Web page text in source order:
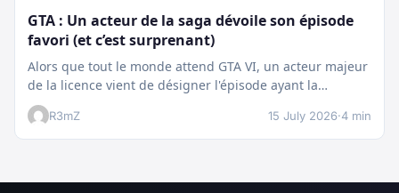
GTA : Un acteur de la saga dévoile son épisode
favori (et c’est surprenant)
Alors que tout le monde attend GTA VI, un acteur majeur
de la licence vient de désigner l'épisode ayant la…
R3mZ 15 July 2026·4 min